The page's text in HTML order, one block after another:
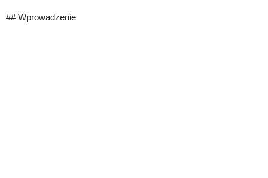
## Wprowadzenie